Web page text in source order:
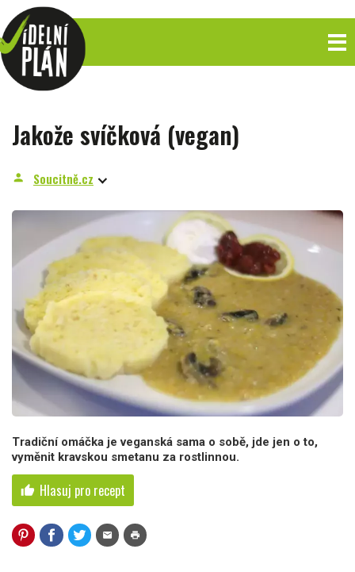
Jakože svíčková (vegan)
person Soucitně.cz
Tradiční omáčka je veganská sama o sobě, jde jen o to,
vyměnit kravskou smetanu za rostlinnou.
thumb_up Hlasuj pro recept
mail print